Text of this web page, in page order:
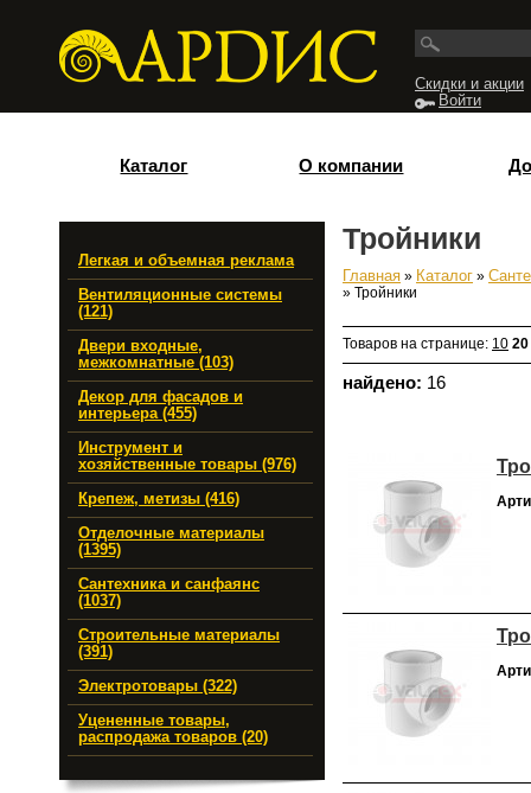
Скидки и акции
Войти
Каталог О компании
Легкая и объемная реклама
Вентиляционные системы
(121)
Двери входные,
межкомнатные (103)
Декор для фасадов и
интерьера (455)
Инструмент и
хозяйственные товары (976)
Крепеж, метизы (416)
Отделочные материалы
(1395)
Сантехника и санфаянс
(1037)
Строительные материалы
(391)
Электротовары (322)
Уцененные товары,
распродажа товаров (20)
Тройники
Вы здесь
Главная » Каталог »
» Тройники
Товаров на странице: 10 20
найдено: 16